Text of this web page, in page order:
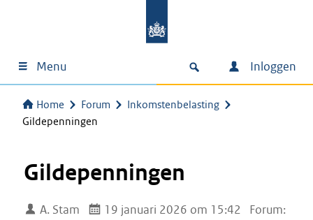
Menu Inloggen
Home Forum
Inkomstenbelasting
Gildepenningen
Gildepenningen
A. Stam 19 januari 2026 om 15:42
Forum: